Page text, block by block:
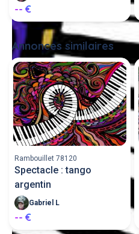
-- €
Annonces similaires
Rambouillet 78120
Spectacle : tango
argentin
Gabriel L
-- €